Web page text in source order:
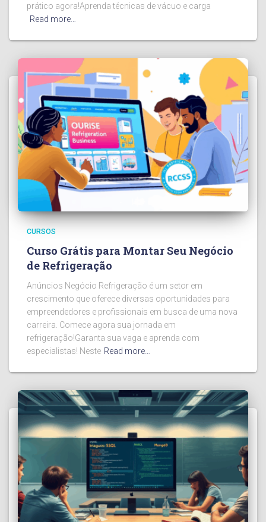
prático agora!Aprenda técnicas de vácuo e carga
Read more…
CURSOS
Curso Grátis para Montar Seu Negócio
de Refrigeração
Anúncios Negócio Refrigeração é um setor em
crescimento que oferece diversas oportunidades para
empreendedores e profissionais em busca de uma nova
carreira. Comece agora sua jornada em
refrigeração!Garanta sua vaga e aprenda com
especialistas! Neste Read more…